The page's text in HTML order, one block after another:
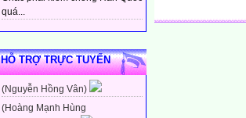
quá...
HỖ TRỢ TRỰC TUYẾN
(Nguyễn Hồng Vân)
(Hoàng Mạnh Hùng